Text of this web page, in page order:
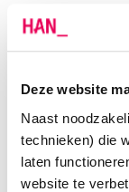
Deze website
Naast
technieken) die
laten
website te
PRAKTIJKBUREAUS
Leraar
E
Sportkunde
E